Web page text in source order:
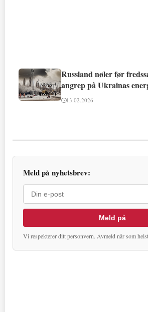
Russland nøler før
angrep på Ukrainas
13.02.2026
Meld på nyhetsbrev:
Meld på
Vi respekterer ditt personvern. Avmeld når som